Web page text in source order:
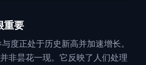
重要
度正处于历史新高并加速增长。
非昙花一现。它反映了人们处理